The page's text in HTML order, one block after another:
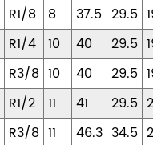
R1/8 8 37.5 29.5
R1/4 10 40 29.5
R3/8 10 40 29.5
R1/2 11 41 29.5
R3/8 11 46.3 34.5